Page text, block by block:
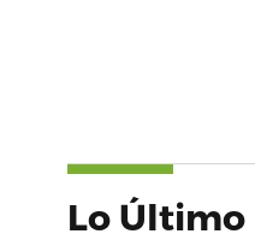
Lo Último